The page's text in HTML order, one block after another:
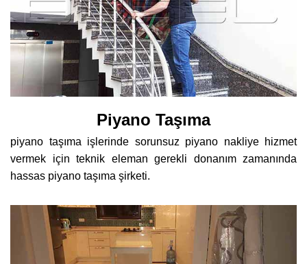
Piyano Taşıma
piyano taşıma işlerinde sorunsuz piyano nakliye hizmet
vermek için teknik eleman gerekli donanım zamanında
hassas piyano taşıma şirketi.